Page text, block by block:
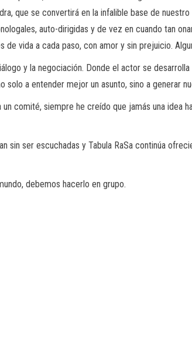
que se convertirá en la infalible base de
auto-dirigidas y de vez en cuando tan
vida a cada paso, con amor y sin prejuicio.
y la negociación. Donde el actor se
a entender mejor un asunto, sino a generar
comité, siempre he creído que jamás una idea
ser escuchadas y Tabula RaSa continúa
debemos hacerlo en grupo.